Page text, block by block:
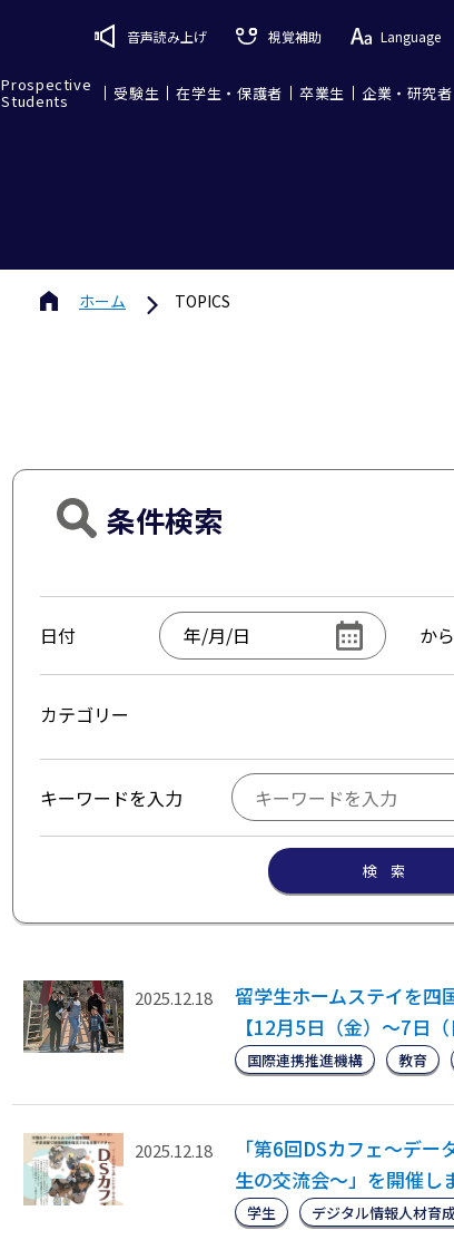
音声読み上げ 視覚補助 Language
Prospective
Students 受験生 在学生・保護者 卒業生 企業・研究者
ホーム TOPICS
条件検索
日付 から
カテゴリー
キーワードを入力
検 索
2025.12.18
留学生ホームステイを四
【12月5日（金）～7日（
国際連携推進機構 教育
2025.12.18
「第6回DSカフェ〜デ
生の交流会〜」を開催し
学生 デジタル情報人材育